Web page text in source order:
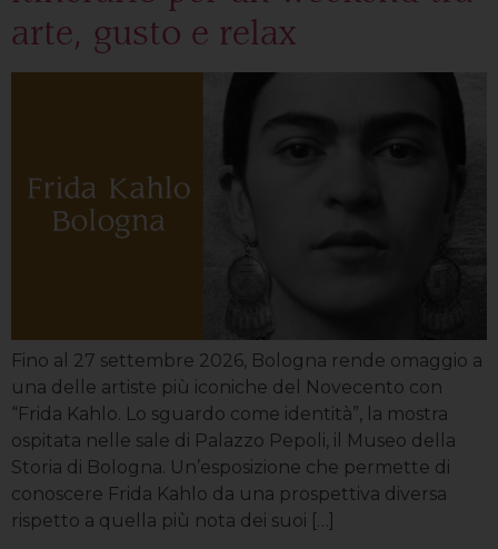
arte, gusto e relax
Fino al 27 settembre 2026, Bologna rende omaggio a
una delle artiste più iconiche del Novecento con
“Frida Kahlo. Lo sguardo come identità”, la mostra
ospitata nelle sale di Palazzo Pepoli, il Museo della
Storia di Bologna. Un’esposizione che permette di
conoscere Frida Kahlo da una prospettiva diversa
rispetto a quella più nota dei suoi […]